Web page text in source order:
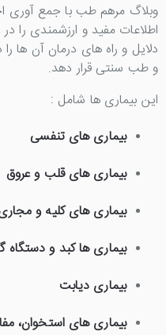
وبلاگ مرهم طب با جمع آوری
اطلاعات مفید و ارزشمندی را
دلایل و راه های درمان آن ها
و طب سنتی قرار دهد.
این بیماری ها شامل :
بیماری های تنفسی
بیماری های قلب و عروق
بیماری های کلیه و
بیماری ها کبد و دستگاه
بیماری دیابت
بیماری های استخوان،